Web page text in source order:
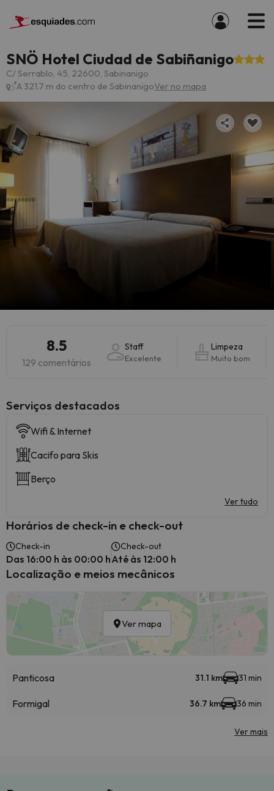
SNÖ Hotel Ciudad de Sabiñanigo
C/ Serrablo, 45, 22600, Sabinanigo
A 321.7 m do centro de SabinanigoVer no mapa
8.5
129 comentários
Staff
Excelente
Limpeza
Muito bom
Serviços destacados
Wifi & Internet
Cacifo para Skis
Berço
Ver tudo
Horários de check-in e check-out
Check-in
Das 16:00 h às 00:00 h
Check-out
Até às 12:00 h
Localização e meios mecânicos
Ver mapa
Panticosa 31.1 km 31 min
Formigal 36.7 km 36 min
Ver mais